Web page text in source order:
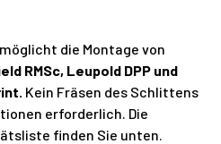
die Montage von
RMSc, Leupold DPP und
Kein Fräsen des Schlittens
erforderlich. Die
finden Sie unten.